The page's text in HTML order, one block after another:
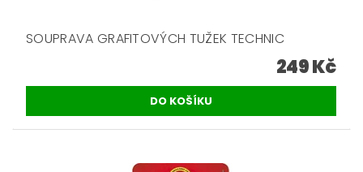
SOUPRAVA GRAFITOVÝCH TUŽEK TECHNIC
249 Kč